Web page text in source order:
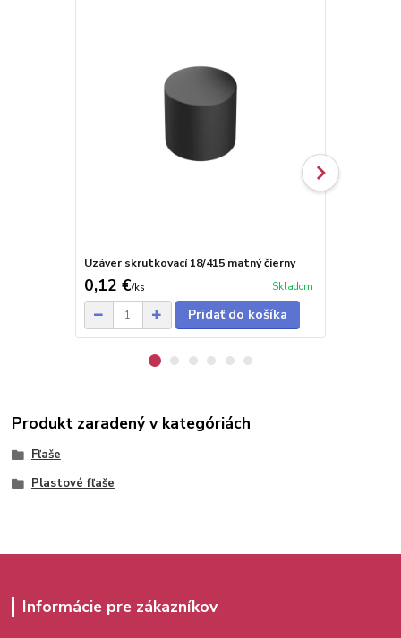
Uzáver skrutkovací 18/415 matný čierny
0,12 €/ks Skladom
Pridať do košíka
Produkt zaradený v kategóriách
Fľaše
Plastové fľaše
Informácie pre zákazníkov